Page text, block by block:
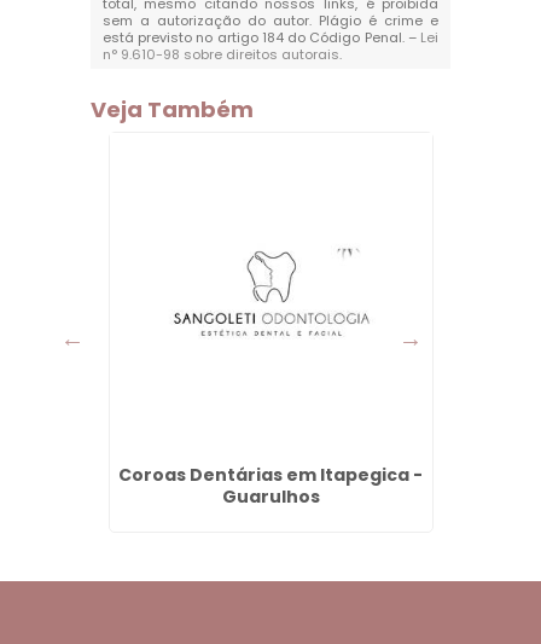
sem a autorização do autor. Plágio é crime e
está previsto no artigo 184 do Código Penal. – Lei
n° 9.610-98 sobre direitos autorais.
Veja Também
Coroas Dentárias em Itapegica -
Guarulhos